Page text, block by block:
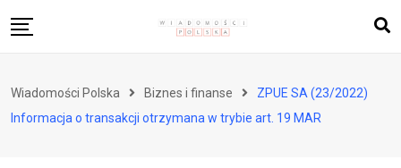
to
Zdrowie i styl życia
Wiadomości Polska Biznes i finanse
ZPUE SA (23/2022)
Informacja o transakcji otrzymana w trybie art. 19 MAR